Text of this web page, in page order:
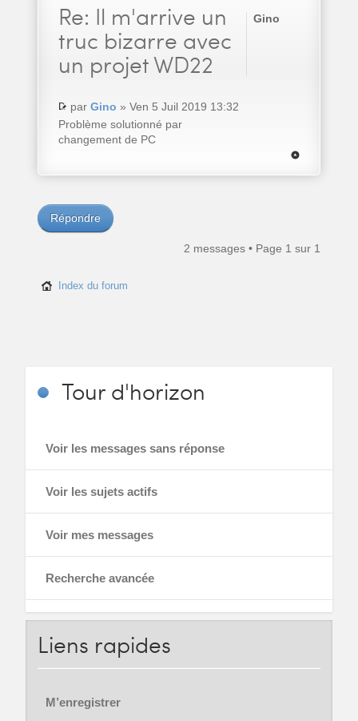
Re: Il m'arrive un
truc bizarre avec
un projet WD22
par Gino » Ven 5 Juil 2019 13:32
Problème solutionné par
changement de PC
Gino
Répondre
2 messages • Page 1 sur 1
Index du forum
Tourd'horizon
Voir les messages sans réponse
Voir les sujets actifs
Voir mes messages
Recherche avancée
Liens rapides
M’enregistrer